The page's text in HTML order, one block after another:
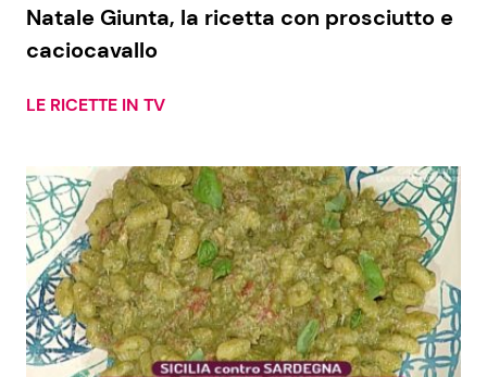
Privacy Policy
Natale Giunta, la ricetta con prosciutto e
caciocavallo
LE RICETTE IN TV